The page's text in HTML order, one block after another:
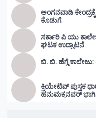
ಅಂಗನವಾಡಿ
ಕೊಡುಗೆ
ಸರ್ಕಾರಿ ಪಿ ಯು
ಘಟಕ ಉದ್ಘಾಟನೆ
ಬಿ. ಬಿ. ಹೆಗ್ಡೆ
ಕ್ರಿಯೇಟಿವ್ ಪುಸ್ತಕ
ಹನುಮಕ್ಕನವರ್ ಭಾಗಿ